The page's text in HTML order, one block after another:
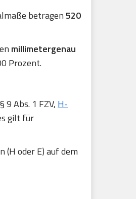
betragen520
millimetergenau
Prozent.
9 Abs. 1 FZV, H-
gilt für
(H oder E) auf dem